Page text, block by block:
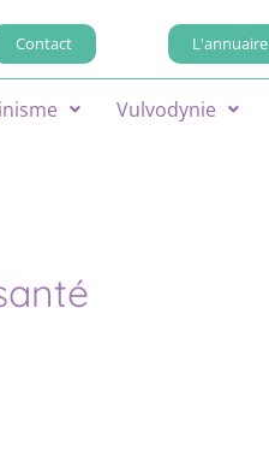
Contact L'annuaire
Vulvodynie